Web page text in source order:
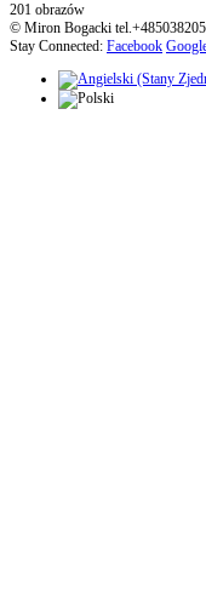
201 obrazów
© Miron Bogacki
Stay Connected: Facebook